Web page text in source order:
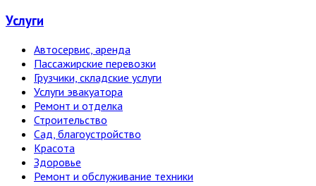
Услуги
Автосервис, аренда
Пассажирские перевозки
Грузчики, складские услуги
Услуги эвакуатора
Ремонт и отделка
Строительство
Сад, благоустройство
Красота
Здоровье
Ремонт и обслуживание техники